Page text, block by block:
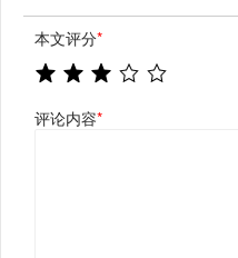
本文评分*
评论内容*